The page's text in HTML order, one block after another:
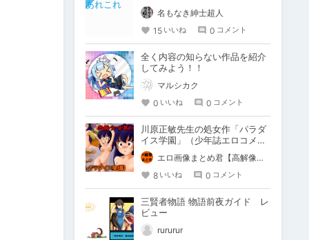
名もなき紳士超人
15 いいね 0 コメント
全く内容の知らない作品を紹介
してみよう！！
マルシカク
0 いいね 0 コメント
川原正敏先生の処女作「パラダ
イス学園」（少年誌エロコメデ
ィ漫画）を語りたい
エロ画像まとめ君【高解像度・実用性重視】
8 いいね 0 コメント
三賢者物語 物語前夜ガイド レ
ビュー
rururur